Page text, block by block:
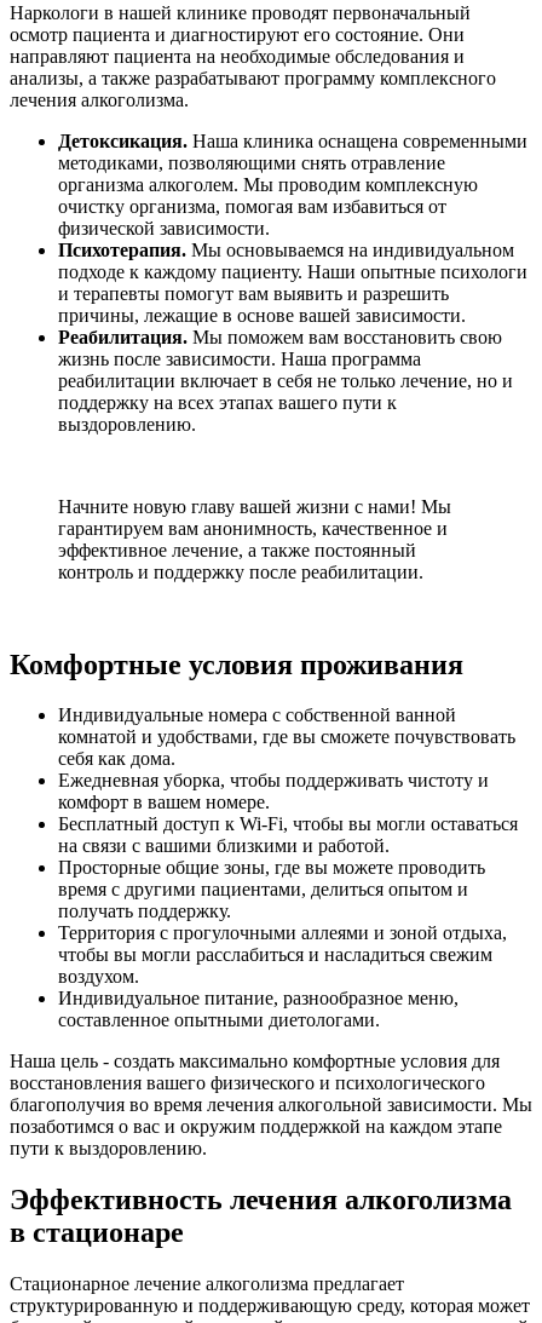
Наркологи в нашей клинике проводят первоначальный
осмотр пациента и диагностируют его состояние. Они
направляют пациента на необходимые обследования и
анализы, а также разрабатывают программу комплексного
лечения алкоголизма.
Детоксикация. Наша клиника оснащена современными
методиками, позволяющими снять отравление
организма алкоголем. Мы проводим комплексную
очистку организма, помогая вам избавиться от
физической зависимости.
Психотерапия. Мы основываемся на индивидуальном
подходе к каждому пациенту. Наши опытные психологи
и терапевты помогут вам выявить и разрешить
причины, лежащие в основе вашей зависимости.
Реабилитация. Мы поможем вам восстановить свою
жизнь после зависимости. Наша программа
реабилитации включает в себя не только лечение, но и
поддержку на всех этапах вашего пути к
выздоровлению.
Начните новую главу вашей жизни с нами! Мы
гарантируем вам анонимность, качественное и
эффективное лечение, а также постоянный
контроль и поддержку после реабилитации.
Комфортные условия проживания
Индивидуальные номера с собственной ванной
комнатой и удобствами, где вы сможете почувствовать
себя как дома.
Ежедневная уборка, чтобы поддерживать чистоту и
комфорт в вашем номере.
Бесплатный доступ к Wi-Fi, чтобы вы могли оставаться
на связи с вашими близкими и работой.
Просторные общие зоны, где вы можете проводить
время с другими пациентами, делиться опытом и
получать поддержку.
Территория с прогулочными аллеями и зоной отдыха,
чтобы вы могли расслабиться и насладиться свежим
воздухом.
Индивидуальное питание, разнообразное меню,
составленное опытными диетологами.
Наша цель - создать максимально комфортные условия для
восстановления вашего физического и психологического
благополучия во время лечения алкогольной зависимости. Мы
позаботимся о вас и окружим поддержкой на каждом этапе
пути к выздоровлению.
Эффективность лечения алкоголизма
в стационаре
Стационарное лечение алкоголизма предлагает
структурированную и поддерживающую среду, которая может